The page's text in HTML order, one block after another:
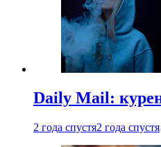
Daily Mail:
2 года спустя2 года спустя